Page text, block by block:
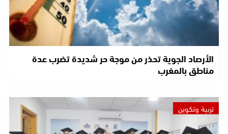
الأرصاد الجوية تحذر من موجة حر شديدة تضرب عدة
مناطق بالمغرب
تربية وتكوين